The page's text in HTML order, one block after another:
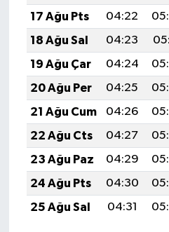
17 Ağu Pts
04:22
18 Ağu Sal
04:23
19 Ağu Çar
04:24
20 Ağu Per
04:25
21 Ağu Cum
04:26
22 Ağu Cts
04:27
23 Ağu Paz
04:29
24 Ağu Pts
04:30
25 Ağu Sal
04:31